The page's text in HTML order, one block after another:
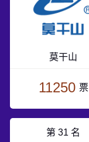
莫干山
11250 票
第 31 名